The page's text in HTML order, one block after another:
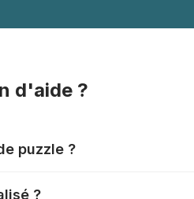
d'aide ?
puzzle ?
?